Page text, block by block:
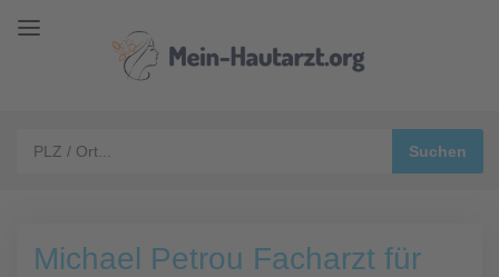
Michael Petrou Facharzt für